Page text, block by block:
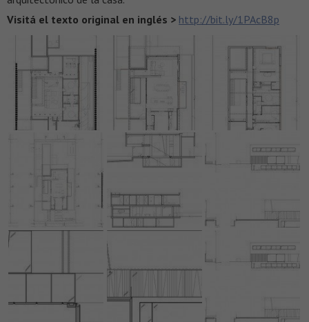
Visitá el texto original en inglés > http://bit.ly/1PAcB8p